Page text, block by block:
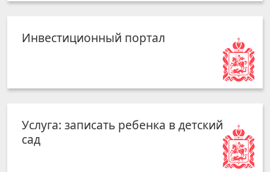
Инвестиционный портал
Услуга: записать ребенка в детский
сад